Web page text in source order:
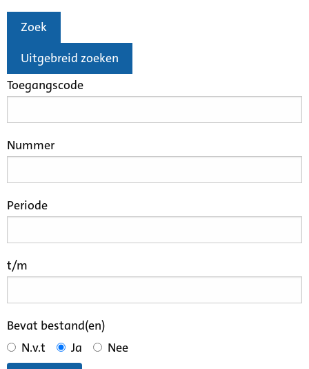
Zoek
Uitgebreid zoeken
Toegangscode
Nummer
Periode
t/m
Bevat bestand(en)
N.v.t
Ja
Nee